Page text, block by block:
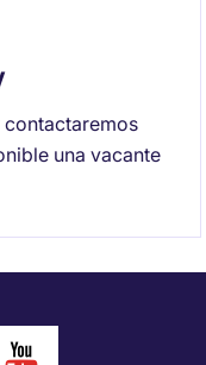
contactaremos
una vacante